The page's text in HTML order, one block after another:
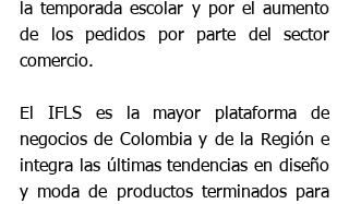
la temporada escolar y por el aumento
de los pedidos por parte del sector
comercio.
El IFLS es la mayor plataforma de
negocios de Colombia y de la Región e
integra las últimas tendencias en diseño
y moda de productos terminados para